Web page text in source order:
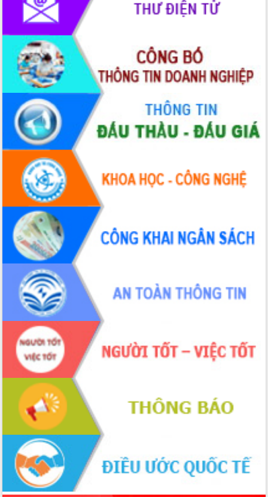
Đắk Lắk ký kết thỏa thuận hợp tác về
chuyển đổi số giai đoạn 2026 – 2030
với Tập đoàn Bưu chính Viễn thông
Việt Nam
Thứ trưởng Bộ Y tế làm việc với tỉnh
Đắk Lắk về phát triển nhân lực y tế
cho trạm y tế cấp xã
Du lịch Đắk Lắk nâng tầm trải nghiệm
du khách thông qua Hệ thống cơ sở dữ
liệu và Bản đồ số
Tập huấn ứng dụng trí tuệ nhân tạo (AI)
trong thương mại điện tử năm 2026
Đoàn đại biểu Quốc hội tỉnh Đắk Lắk
trao đổi thông tin trước Kỳ họp thứ
nhất, Quốc hội khóa XVI
Quyết liệt cải cách hành chính, khơi
thông nguồn lực phát triển
Nâng cao hiệu lực, hiệu quả HĐND
tỉnh thông qua hiện đại hóa hành chính
Xã Ea Phê gắn cải cách hành chính với
chuyển đổi số
Phó Chủ tịch Thường trực UBND tỉnh
Hồ Thị Nguyên Thảo làm việc tại Trung
tâm Phục vụ hành chính công xã Ea
Xây dựng nền hành chính số đồng
hành cùng nông dân dân, doanh nghiệp
Giai đoạn 2026-2030, Đắk Lắk phấn
đấu có 77% xã đạt chuẩn nông thôn
Chuyển đổi số 'mở đường' cho nông
nghiệp Đắk Lắk tăng trưởng bứt phá
Triển khai đồng bộ đo đạc, lập hồ sơ
địa chính, hoàn thiện cơ sở dữ liệu đất
đai
Ứng dụng sinh trắc học - Bước tiến
trong hành trình chuyển đổi số tại Đắk